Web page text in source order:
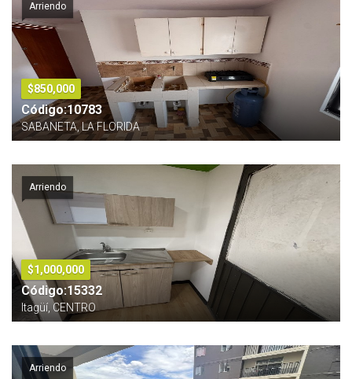
Arriendo
$850,000
Código:10783
SABANETA, LA FLORIDA
Arriendo
$1,000,000
Código:15332
Itagüí, CENTRO
Arriendo